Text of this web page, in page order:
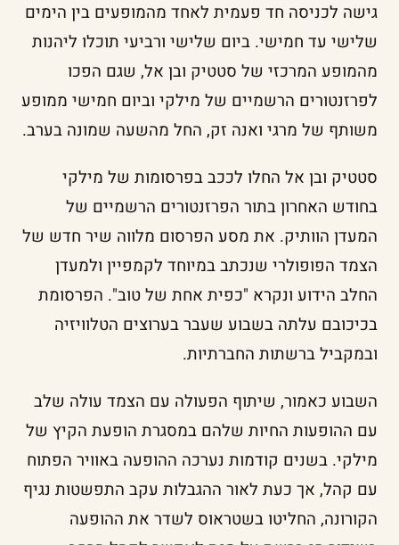
גישה לכניסה חד פעמית לאחד מהמופעים בין הימים
שלישי עד חמישי. ביום שלישי ורביעי תוכלו ליהנות
מהמופע המרכזי של סטטיק ובן אל, שגם הפכו
לפרזנטורים הרשמיים של מילקי וביום חמישי ממופע
משותף של מרגי ואנה זק, החל מהשעה שמונה בערב.
סטטיק ובן אל החלו לככב בפרסומות של מילקי
בחודש האחרון בתור הפרזנטורים הרשמיים של
המעדן הוותיק. את מסע הפרסום מלווה שיר חדש של
הצמד הפופולרי שנכתב במיוחד לקמפיין ולמעדן
החלב הידוע ונקרא "כפית אחת של טוב". הפרסומת
בכיכובם עלתה בשבוע שעבר בערוצים הטלוויזיה
ובמקביל ברשתות החברתיות.
השבוע כאמור, שיתוף הפעולה עם הצמד עולה שלב
עם ההופעות החיות שלהם במסגרת הופעת הקיץ של
מילקי. בשנים קודמות נערכה ההופעה באוויר הפתוח
עם קהל, אך כעת לאור ההגבלות עקב התפשטות נגיף
הקורונה, החליטו בשטראוס לשדר את ההופעה